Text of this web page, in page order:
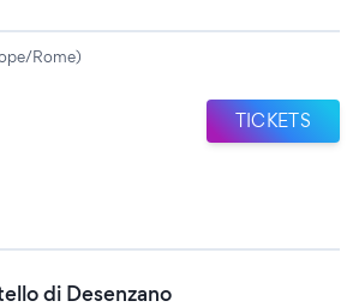
Rome)
TICKETS
di Desenzano